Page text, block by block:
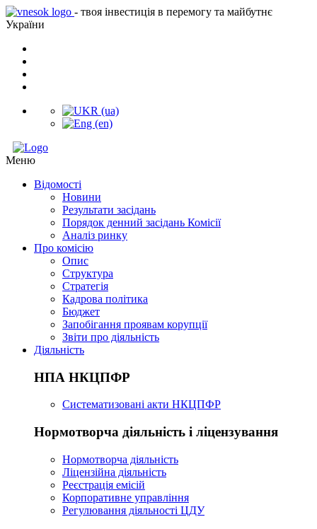
- твоя інвестиція в перемогу та майбутнє
України
Меню
Відомості
Новини
Результати засідань
Порядок денний засідань Комісії
Аналіз ринку
Про комісію
Опис
Структура
Стратегія
Кадрова політика
Бюджет
Запобігання проявам корупції
Звіти про діяльність
Діяльність
НПА НКЦПФР
Систематизовані акти НКЦПФР
Нормотворча діяльність і ліцензування
Нормотворча діяльність
Ліцензійна діяльність
Реєстрація емісій
Корпоративне управління
Регулювання діяльності ЦДУ